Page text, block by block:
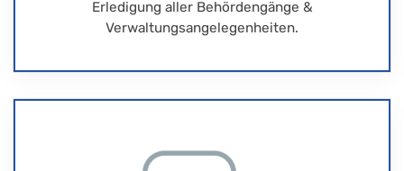
Erledigung aller Behördengänge &
Verwaltungsangelegenheiten.